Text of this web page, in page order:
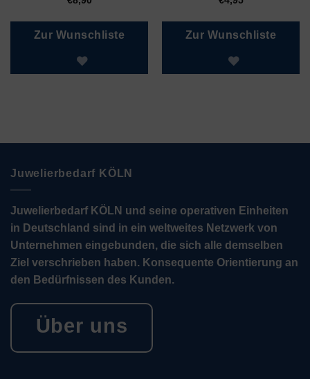
Zur Wunschliste Zur Wunschliste
Juwelierbedarf KÖLN
Juwelierbedarf KÖLN und seine operativen Einheiten
in Deutschland sind in ein weltweites Netzwerk von
Unternehmen eingebunden, die sich alle demselben
Ziel verschrieben haben. Konsequente Orientierung an
den Bedürfnissen des Kunden.
Über uns